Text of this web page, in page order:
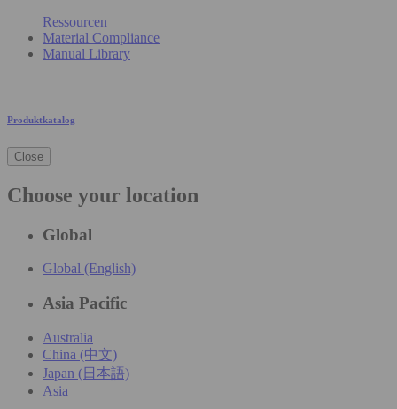
Ressourcen
Material Compliance
Manual Library
Produktkatalog
Close
Choose your location
Global
Global (English)
Asia Pacific
Australia
China (中文)
Japan (日本語)
Asia